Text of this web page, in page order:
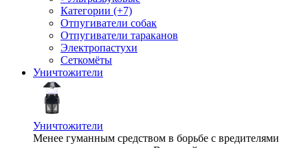
Категории (+7)
Отпугиватели собак
Отпугиватели тараканов
Электропастухи
Сеткомёты
Уничтожители
Уничтожители
Менее гуманным средством в борьбе с вредителями